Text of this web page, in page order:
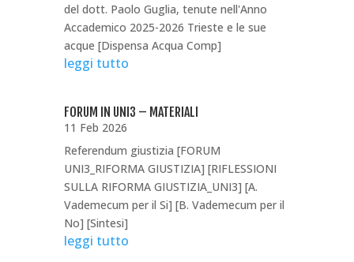
del dott. Paolo Guglia, tenute nell'Anno
Accademico 2025-2026 Trieste e le sue
acque [Dispensa Acqua Comp]
leggi tutto
FORUM IN UNI3 – MATERIALI
11 Feb 2026
Referendum giustizia [FORUM
UNI3_RIFORMA GIUSTIZIA] [RIFLESSIONI
SULLA RIFORMA GIUSTIZIA_UNI3] [A.
Vademecum per il Si] [B. Vademecum per il
No] [Sintesi]
leggi tutto